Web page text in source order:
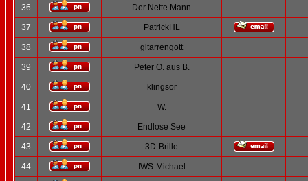
36 Der Nette Mann
37 PatrickHL
38 gitarrengott
39 Peter O. aus B.
40 klingsor
41 W.
42 Endlose See
43 3D-Brille
44 IWS-Michael